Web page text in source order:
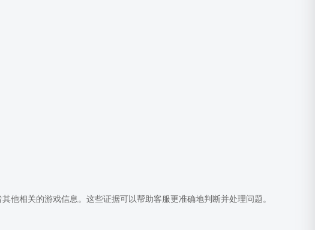
他相关的游戏信息。这些证据可以帮助客服更准确地判断并处理问题。